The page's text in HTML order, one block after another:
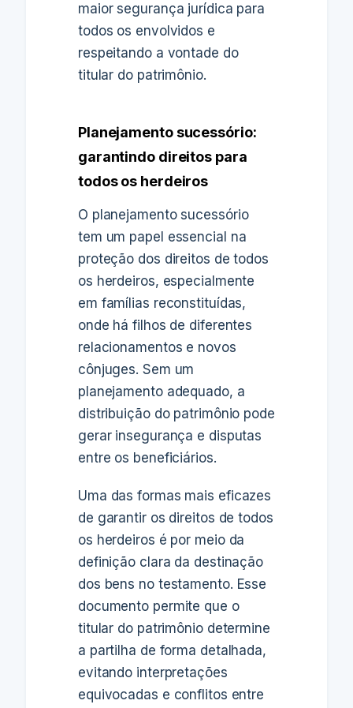
maior segurança jurídica para
todos os envolvidos e
respeitando a vontade do
titular do patrimônio.
Planejamento sucessório:
garantindo direitos para
todos os herdeiros
O planejamento sucessório
tem um papel essencial na
proteção dos direitos de todos
os herdeiros, especialmente
em famílias reconstituídas,
onde há filhos de diferentes
relacionamentos e novos
cônjuges. Sem um
planejamento adequado, a
distribuição do patrimônio pode
gerar insegurança e disputas
entre os beneficiários.
Uma das formas mais eficazes
de garantir os direitos de todos
os herdeiros é por meio da
definição clara da destinação
dos bens no testamento. Esse
documento permite que o
titular do patrimônio determine
a partilha de forma detalhada,
evitando interpretações
equivocadas e conflitos entre